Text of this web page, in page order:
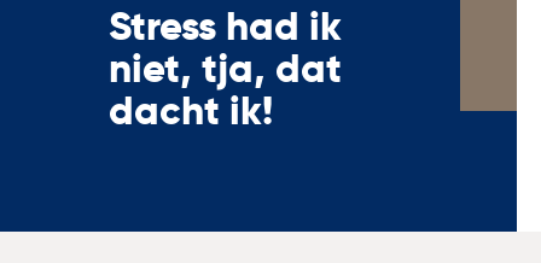
OVER ONS
REFERENTIES
CONTACT
ZELFTEST
Stress had ik
niet, tja, dat
dacht ik!